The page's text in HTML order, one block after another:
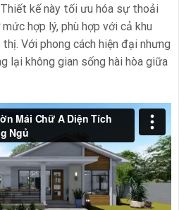
kế này tối ưu hóa sự thoải
hợp lý, phù hợp với cả khu
Với phong cách hiện đại nhưng
lại không gian sống hài hòa giữa